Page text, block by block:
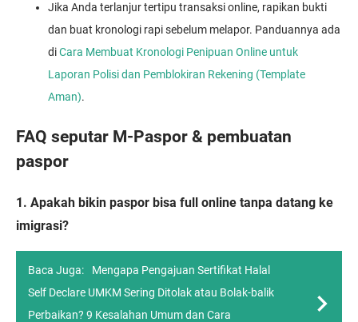
Jika Anda terlanjur tertipu transaksi online, rapikan bukti
dan buat kronologi rapi sebelum melapor. Panduannya ada
diCara Membuat Kronologi Penipuan Online untuk
Laporan Polisi dan Pemblokiran Rekening (Template
Aman).
FAQ seputar M-Paspor & pembuatan
paspor
1. Apakah bikin paspor bisa full online tanpa datang ke
imigrasi?
Baca Juga:
Mengapa Pengajuan Sertifikat Halal
Self Declare UMKM Sering Ditolak atau Bolak-balik
Perbaikan? 9 Kesalahan Umum dan Cara